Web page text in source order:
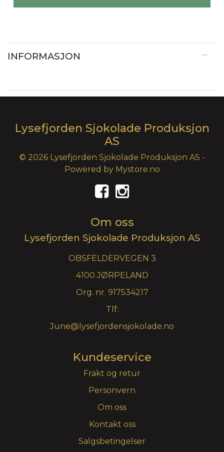
INFORMASJON
Lysefjorden Sjokolade Produksjon
AS
© 2026 Lysefjorden Sjokolade Produksjon AS -
Powered by Mystore.no
Om oss
Lysefjorden Sjokolade Produksjon AS
OBSFELDERVEGEN 3
4100 JØRPELAND
Org. nr. 917534217
Tlf:
June@lysefjordensjokolade.no
Kundeservice
Frakt og retur
Personvern
Om oss
Kontakt oss
Salgsbetingelser